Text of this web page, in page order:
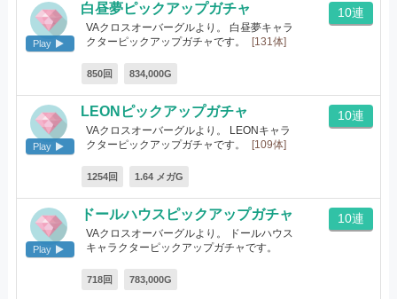
Play
白昼夢ピックアップガチャ
VAクロスオーバーグルより。 白昼夢キャラ
クターピックアップガチャです。
[131体]
850回 834,000G
10連
Play
LEONピックアップガチャ
VAクロスオーバーグルより。 LEONキャラ
クターピックアップガチャです。
[109体]
1254回 1.64 メガG
10連
Play
ドールハウスピックアップガチャ
VAクロスオーバーグルより。 ドールハウス
キャラクターピックアップガチャです。
718回 783,000G
10連